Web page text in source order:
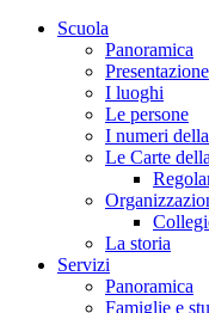
Scuola
Panoramica
Presentazione
I luoghi
Le persone
I numeri
Le Carte
La storia
Servizi
Panoramica
Famiglie e